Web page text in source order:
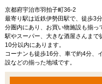
京都府宇治市羽拍子町36-2
最寄り駅は近鉄伊勢田駅で、徒歩3
分圏内にあり、お買い物施設も揃っ
駅やスーパー、大きな酒屋さんま
10分以内にあります。
コーナンも徒歩16分、車で約4分、
設などの揃った地域です。